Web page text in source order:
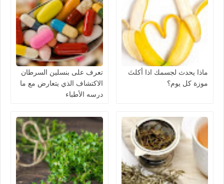
ماذا يحدث لجسمك اذا أكلتَ
موزة كل يوم؟
تعرف على بنسلين السرطان
الاكتشاف الذي يتعارض مع ما
درسه الأطباء